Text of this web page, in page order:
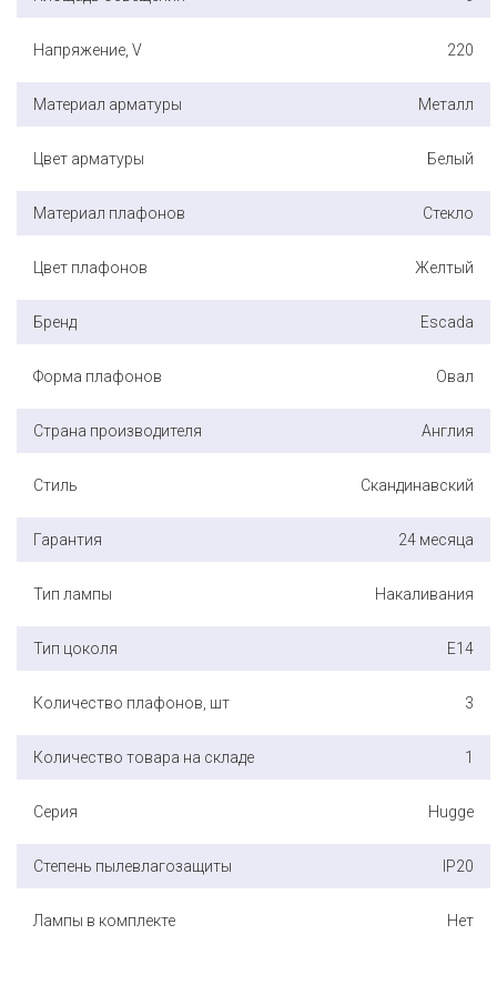
Напряжение, V 220
Материал арматуры Металл
Цвет арматуры Белый
Материал плафонов Стекло
Цвет плафонов Желтый
Бренд Escada
Форма плафонов Овал
Страна производителя Англия
Стиль Скандинавский
Гарантия 24 месяца
Тип лампы Накаливания
Тип цоколя E14
Количество плафонов, шт 3
Количество товара на складе 1
Серия Hugge
Степень пылевлагозащиты IP20
Лампы в комплекте Нет